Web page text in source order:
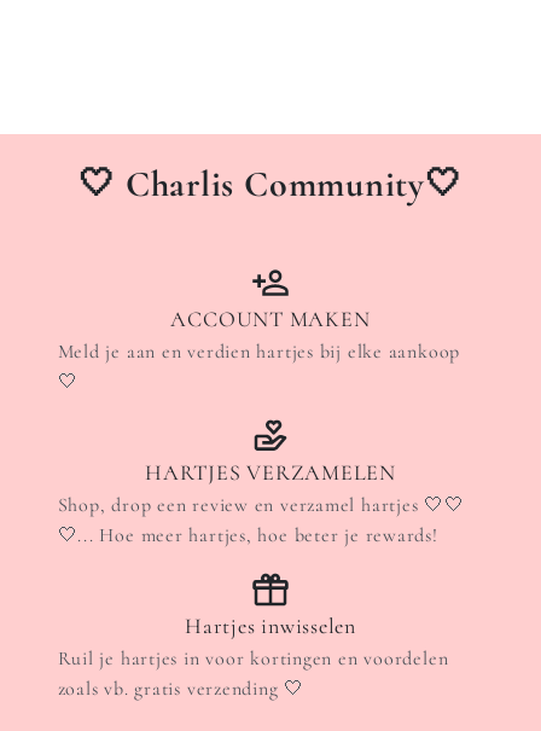
🤍 Charlis Community🤍
ACCOUNT MAKEN
Meld je aan en verdien hartjes bij elke aankoop
🤍
HARTJES VERZAMELEN
Shop, drop een review en verzamel hartjes 🤍🤍
🤍... Hoe meer hartjes, hoe beter je rewards!
Hartjes inwisselen
Ruil je hartjes in voor kortingen en voordelen
zoals vb. gratis verzending 🤍